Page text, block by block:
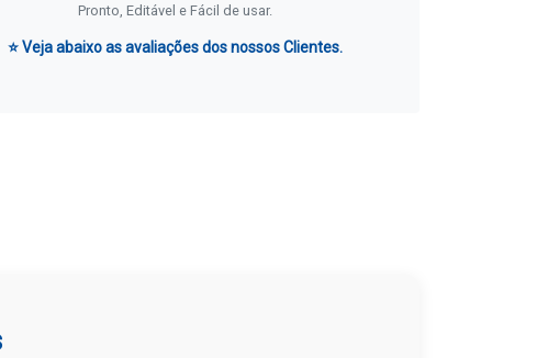
Pronto, Editável e Fácil de usar.
⭐ Veja abaixo as avaliações dos nossos Clientes.